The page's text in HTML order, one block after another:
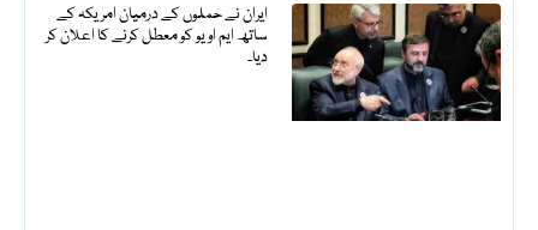
ایران نے حملوں کے درمیان امریکہ کے
ساتھ ایم او یو کو معطل کرنے کا اعلان کر
دیا۔